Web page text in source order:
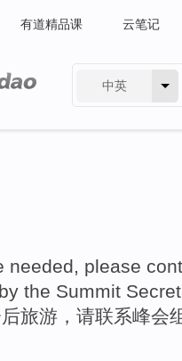
有道精品课 云笔记
中英
needed, please
by the Summit
旅游 ， 请联系峰会